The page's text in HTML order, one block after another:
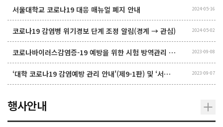
서울대학교 코로나19 대응 매뉴얼 폐지 안내 2024-05-16
코로나19 감염병 위기경보 단계 조정 알림(경계 → 관심) 2024-05-02
코로나바이러스감염증-19 예방을 위한 시험 방역관리 관련 변경사항 2023-09-08
‘대학 코로나19 감염예방 관리 안내'(제9-1판) 및 ‘서울대학교 코로나19 대응 매뉴얼’ 변경 2023-09-07
행사안내